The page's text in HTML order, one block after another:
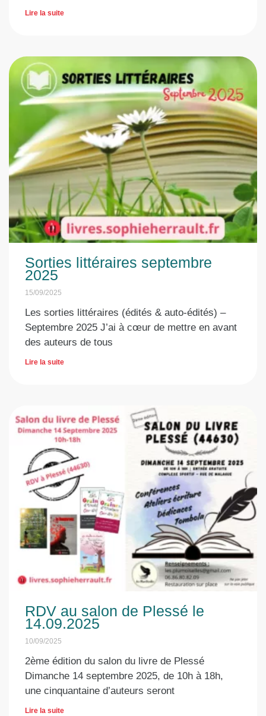
Lire la suite
Sorties littéraires septembre
2025
15/09/2025
Les sorties littéraires (édités & auto-édités) –
Septembre 2025 J’ai à cœur de mettre en avant
des auteurs de tous
Lire la suite
RDV au salon de Plessé le
14.09.2025
10/09/2025
2ème édition du salon du livre de Plessé
Dimanche 14 septembre 2025, de 10h à 18h,
une cinquantaine d’auteurs seront
Lire la suite